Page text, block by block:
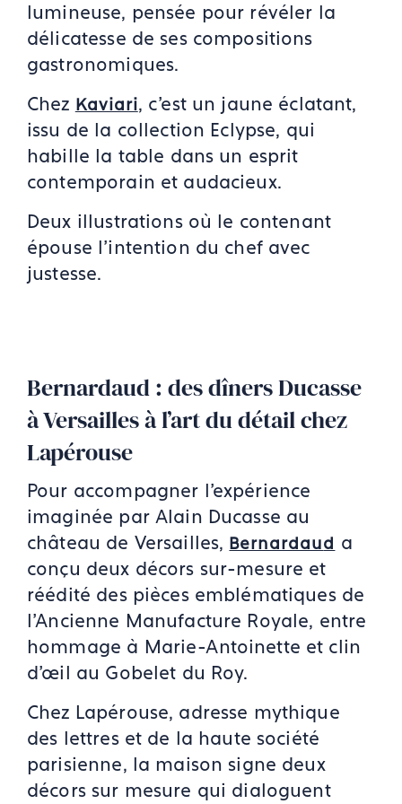
lumineuse, pensée pour révéler la
délicatesse de ses compositions
gastronomiques.
Chez Kaviari, c’est un jaune éclatant,
issu de la collection Eclypse, qui
habille la table dans un esprit
contemporain et audacieux.
Deux illustrations où le contenant
épouse l’intention du chef avec
justesse.
Bernardaud : des dîners Ducasse
à Versailles à l’art du détail chez
Lapérouse
Pour accompagner l’expérience
imaginée par Alain Ducasse au
château de Versailles, Bernardaud a
conçu deux décors sur-mesure et
réédité des pièces emblématiques de
l’Ancienne Manufacture Royale, entre
hommage à Marie-Antoinette et clin
d’œil au Gobelet du Roy.
Chez Lapérouse, adresse mythique
des lettres et de la haute société
parisienne, la maison signe deux
décors sur mesure qui dialoguent